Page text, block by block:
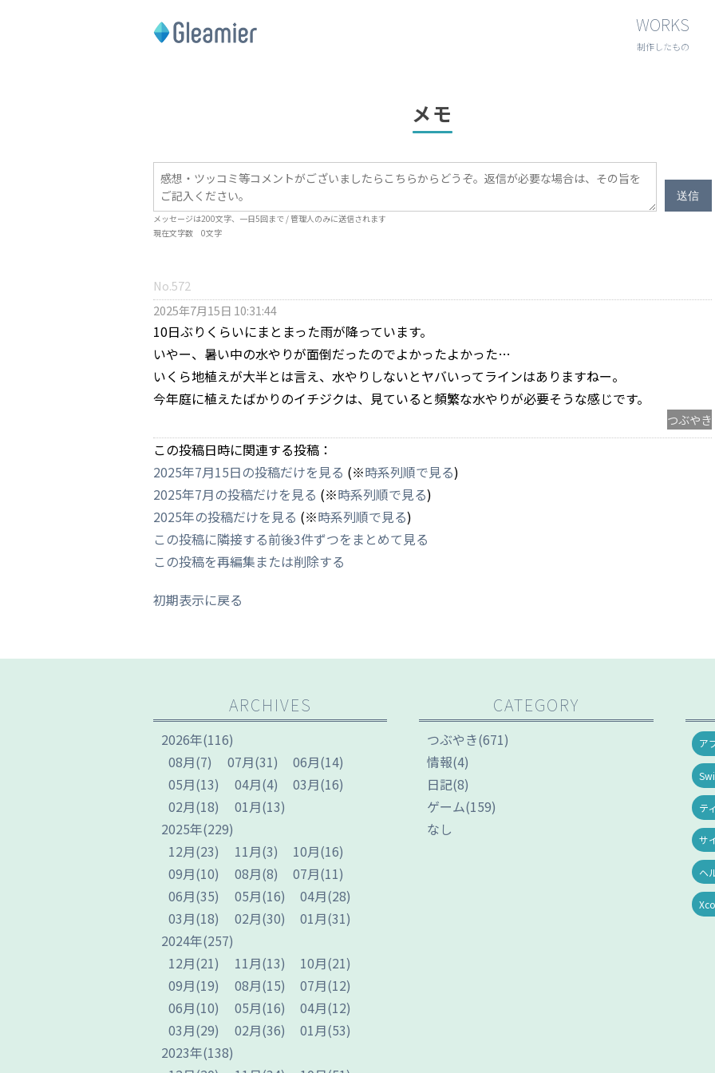
WORKS
制作したもの
メモ
送信
メッセージは200文字、一日5回まで / 管理人のみに送信されます
現在文字数 0文字
No.572
2025年7月15日 10:31:44
10日ぶりくらいにまとまった雨が降っています。
いやー、暑い中の水やりが面倒だったのでよかったよかった…
いくら地植えが大半とは言え、水やりしないとヤバいってラインはありますねー。
今年庭に植えたばかりのイチジクは、見ていると頻繁な水やりが必要そうな感じです。
つぶやき
この投稿日時に関連する投稿：
2025年7月15日の投稿だけを見る (※時系列順で見る)
2025年7月の投稿だけを見る (※時系列順で見る)
2025年の投稿だけを見る (※時系列順で見る)
この投稿に隣接する前後3件ずつをまとめて見る
この投稿を再編集または削除する
初期表示に戻る
ARCHIVES
2026年(116)
08月(7) 07月(31) 06月(14)
05月(13) 04月(4) 03月(16)
02月(18) 01月(13)
2025年(229)
12月(23) 11月(3) 10月(16)
09月(10) 08月(8) 07月(11)
06月(35) 05月(16) 04月(28)
03月(18) 02月(30) 01月(31)
2024年(257)
12月(21) 11月(13) 10月(21)
09月(19) 08月(15) 07月(12)
06月(10) 05月(16) 04月(12)
03月(29) 02月(36) 01月(53)
2023年(138)
CATEGORY
つぶやき(671)
情報(4)
日記(8)
ゲーム(159)
なし
ア
テ
サ
ヘ